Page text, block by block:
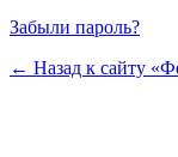
Забыли пароль?
← Назад к сайту